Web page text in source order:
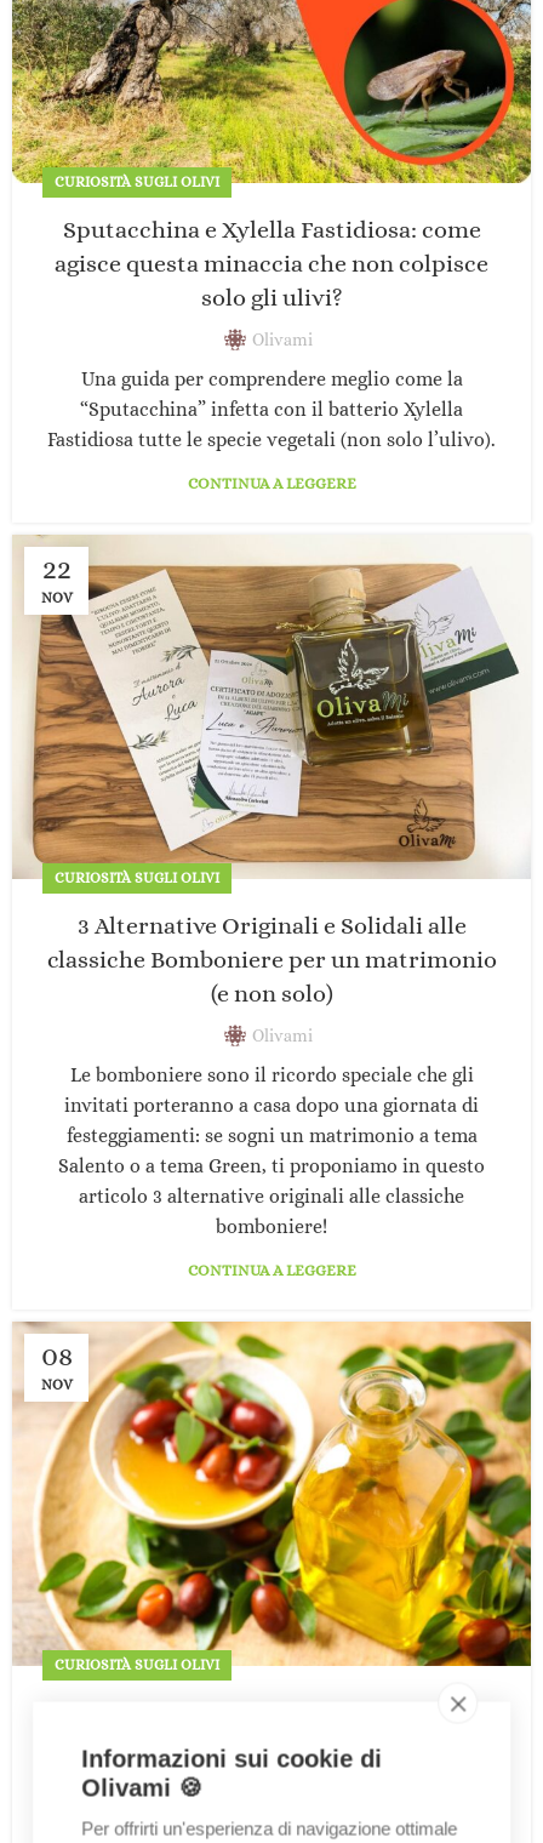
CURIOSITÀ SUGLI OLIVI
Sputacchina e Xylella Fastidiosa: come
agisce questa minaccia che non colpisce
solo gli ulivi?
Olivami
Una guida per comprendere meglio come la
“Sputacchina” infetta con il batterio Xylella
Fastidiosa tutte le specie vegetali (non solo l’ulivo).
CONTINUA A LEGGERE
22
NOV
CURIOSITÀ SUGLI OLIVI
3 Alternative Originali e Solidali alle
classiche Bomboniere per un matrimonio
(e non solo)
Olivami
Le bomboniere sono il ricordo speciale che gli
invitati porteranno a casa dopo una giornata di
festeggiamenti: se sogni un matrimonio a tema
Salento o a tema Green, ti proponiamo in questo
articolo 3 alternative originali alle classiche
bomboniere!
CONTINUA A LEGGERE
08
NOV
CURIOSITÀ SUGLI OLIVI
Olivami
L’olio d’oliva è molto più di un condimento prezioso
capace di esaltare i sapori dei tuoi piatti preferiti; è
Informazioni sui cookie di
Olivami 🍪
Per offrirti un'esperienza di navigazione ottimale